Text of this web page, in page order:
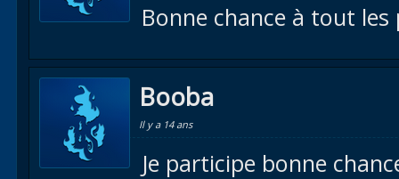
Bonne chance à tout
Booba
Il y a 14 ans
Je participe bonne